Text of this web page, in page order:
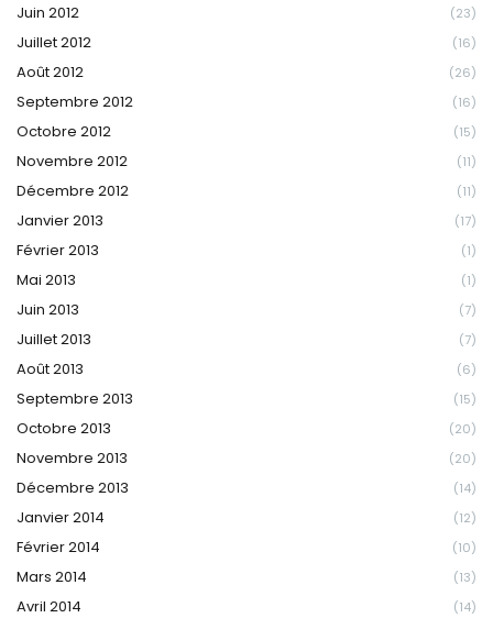
Juin 2012 (23)
Juillet 2012 (16)
Août 2012 (26)
Septembre 2012 (16)
Octobre 2012 (15)
Novembre 2012 (11)
Décembre 2012 (11)
Janvier 2013 (17)
Février 2013 (1)
Mai 2013 (1)
Juin 2013 (7)
Juillet 2013 (7)
Août 2013 (6)
Septembre 2013 (15)
Octobre 2013 (20)
Novembre 2013 (20)
Décembre 2013 (14)
Janvier 2014 (12)
Février 2014 (10)
Mars 2014 (13)
Avril 2014 (14)